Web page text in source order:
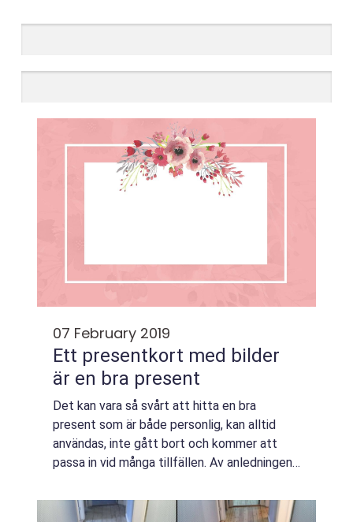
07 February 2019
Ett presentkort med bilder
är en bra present
Det kan vara så svårt att hitta en bra
present som är både personlig, kan alltid
användas, inte gått bort och kommer att
passa in vid många tillfällen. Av anledningen